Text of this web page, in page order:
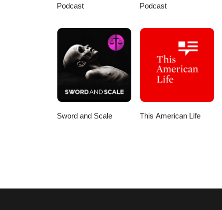
Podcast
Podcast
Sword and Scale This American Life